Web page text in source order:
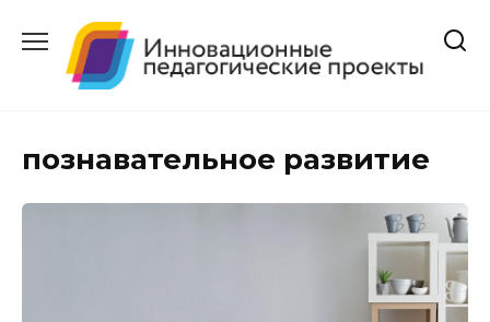
содержанию
познавательное развитие